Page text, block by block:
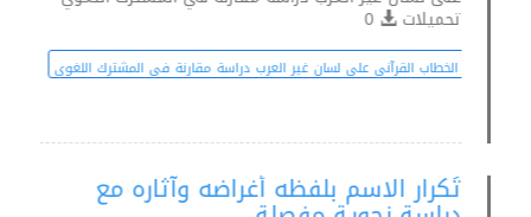
تحميلات
اللغوي في الخطاب القرآني على لسان غير العرب دراسة مقارنة في المشترك اللغوي
تَكرار الاسم بلفظه أغراضه وآثاره مع